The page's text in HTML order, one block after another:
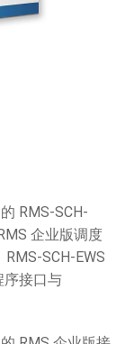
RMS-SCH-
企业版调度
SCH-EWS
序接口与